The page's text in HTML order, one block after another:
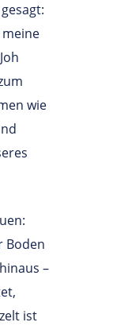
wie
Boden
–
ist